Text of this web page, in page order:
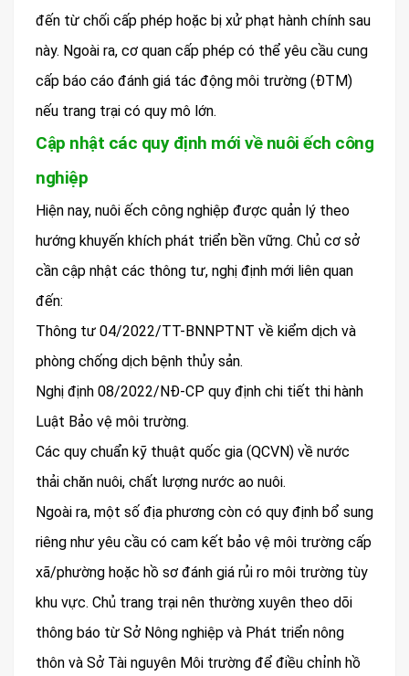
đến từ chối cấp phép hoặc bị xử phạt hành chính sau
này. Ngoài ra, cơ quan cấp phép có thể yêu cầu cung
cấp báo cáo đánh giá tác động môi trường (ĐTM)
nếu trang trại có quy mô lớn.
Cập nhật các quy định mới về nuôi ếch công
nghiệp
Hiện nay, nuôi ếch công nghiệp được quản lý theo
hướng khuyến khích phát triển bền vững. Chủ cơ sở
cần cập nhật các thông tư, nghị định mới liên quan
đến:
Thông tư 04/2022/TT-BNNPTNT về kiểm dịch và
phòng chống dịch bệnh thủy sản.
Nghị định 08/2022/NĐ-CP quy định chi tiết thi hành
Luật Bảo vệ môi trường.
Các quy chuẩn kỹ thuật quốc gia (QCVN) về nước
thải chăn nuôi, chất lượng nước ao nuôi.
Ngoài ra, một số địa phương còn có quy định bổ sung
riêng như yêu cầu có cam kết bảo vệ môi trường cấp
xã/phường hoặc hồ sơ đánh giá rủi ro môi trường tùy
khu vực. Chủ trang trại nên thường xuyên theo dõi
thông báo từ Sở Nông nghiệp và Phát triển nông
thôn và Sở Tài nguyên Môi trường để điều chỉnh hồ